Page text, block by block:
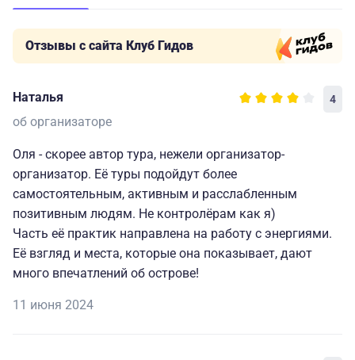
Отзывы с сайта Клуб Гидов
Наталья 4
об организаторе
Оля - скорее автор тура, нежели организатор-
организатор. Её туры подойдут более
самостоятельным, активным и расслабленным
позитивным людям. Не контролёрам как я)
Часть её практик направлена на работу с энергиями.
Её взгляд и места, которые она показывает, дают
много впечатлений об острове!
11 июня 2024